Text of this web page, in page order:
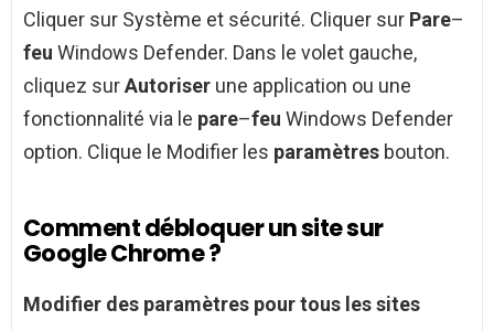
Cliquer sur Système et sécurité. Cliquer sur Pare–
feu Windows Defender. Dans le volet gauche,
cliquez surAutoriser une application ou une
fonctionnalité via le pare–feu Windows Defender
option. Clique le Modifier les paramètres bouton.
Comment débloquer un site sur
Google Chrome ?
Modifier des paramètres pour tous lessites